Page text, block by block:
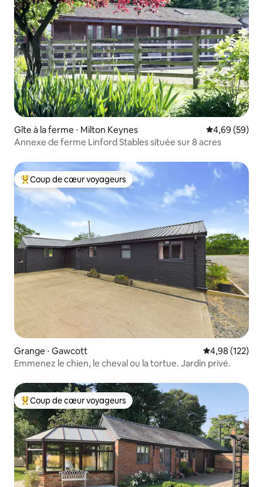
Gîte à la ferme ⋅ Milton Keynes Évaluation
4,69 (59)
Annexe de ferme Linford Stables située sur 8 acres
Coups de cœur voyageurs les plus appréciés
Coup de cœur voyageurs
Grange ⋅ Gawcott Évaluation
4,98 (122)
Emmenez le chien, le cheval ou la tortue. Jardin privé.
Coups de cœur voyageurs les plus appréciés
Coup de cœur voyageurs